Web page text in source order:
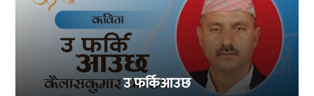
उ फर्किआउछ